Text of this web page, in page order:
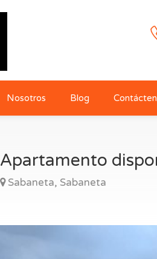
Nosotros Blog
Apartamento
Sabaneta, Sabaneta